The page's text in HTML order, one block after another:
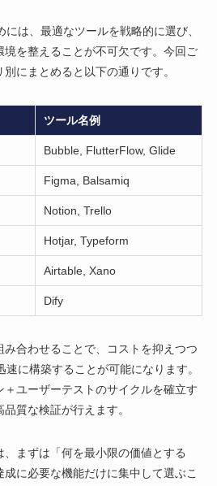
は、最適なツールを戦略的に選び、
を整えることが不可欠です。今回ご
にまとめると以下の通りです。
ツール名例
Bubble, FlutterFlow, Glide
Figma, Balsamiq
Notion, Trello
Hotjar, Typeform
Airtable, Xano
Dify
合わせることで、コストを抑えつつ
に構築することが可能になります。
ユーザーテストのサイクルを確立す
質な検証が行えます。
まずは「何を最小限の価値とする
に必要な機能だけに集中して選ぶこ